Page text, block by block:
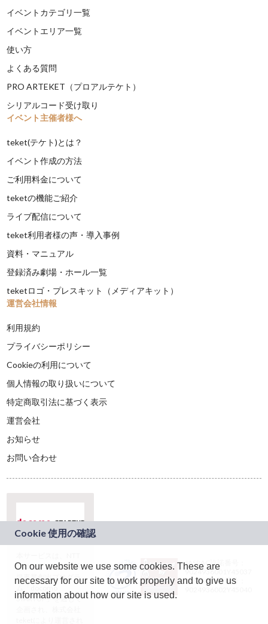
イベントカテゴリ一覧
イベントエリア一覧
使い方
よくある質問
PRO ARTEKET（プロアルテケト）
シリアルコード受け取り
イベント主催者様へ
teket(テケト)とは？
イベント作成の方法
ご利用料金について
teketの機能ご紹介
ライブ配信について
teket利用者様の声・導入事例
資料・マニュアル
登録済み劇場・ホール一覧
teketロゴ・プレスキット（メディアキット）
運営会社情報
利用規約
プライバシーポリシー
Cookieの利用について
個人情報の取り扱いについて
特定商取引法に基づく表示
運営会社
お知らせ
お問い合わせ
ドコモグループの新
規事業創出プログラ
ム「docomo
STARTUP」を通じて
JASRAC許諾番号：
9024936001Y45037
JASRAC許諾番号：
On our website we use some cookies. These are
necessary for our site to work properly and to give us
information about how our site is used.